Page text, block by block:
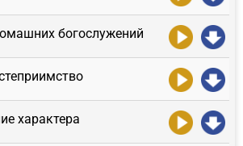
богослужений
характера